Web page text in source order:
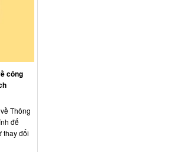
công
Thông
để
thay đổi